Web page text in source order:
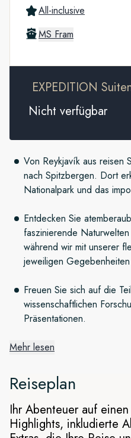
Von Reykjavík aus reisen
nach Spitzbergen. Dort
Nationalpark und das
Entdecken Sie
faszinierende
während wir mit unserer
jeweiligen
Freuen Sie sich auf die
wissenschaftlichen
Präsentationen.
Von Reykjavík
Wir reisen von Reykjavík aus
Scoresby Sund, ein
Gletschern, das sich über
erstreckt. Freuen Sie sich auf
Mehr lesen
All-inclusive
MS Fram
EXPEDITION
Nicht verfügbar
Reiseplan
Ihr Abenteuer auf
Highlights, inkludierte